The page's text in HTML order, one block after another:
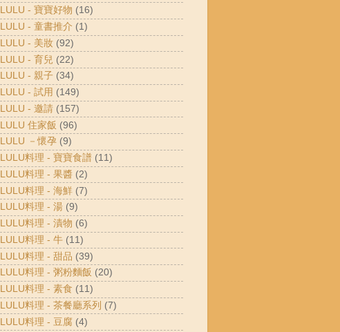
LULU - 寶寶好物 (16)
LULU - 童書推介 (1)
LULU - 美妝 (92)
LULU - 育兒 (22)
LULU - 親子 (34)
LULU - 試用 (149)
LULU - 邀請 (157)
LULU 住家飯 (96)
LULU －懷孕 (9)
LULU料理 - 寶寶食譜 (11)
LULU料理 - 果醬 (2)
LULU料理 - 海鮮 (7)
LULU料理 - 湯 (9)
LULU料理 - 漬物 (6)
LULU料理 - 牛 (11)
LULU料理 - 甜品 (39)
LULU料理 - 粥粉麵飯 (20)
LULU料理 - 素食 (11)
LULU料理 - 茶餐廳系列 (7)
LULU料理 - 豆腐 (4)